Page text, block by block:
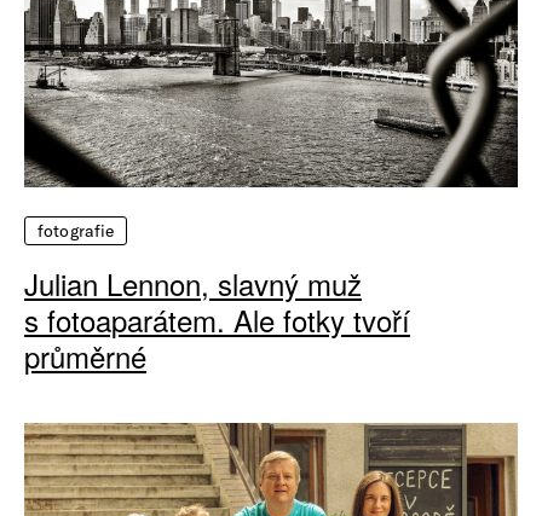
fotografie
Julian Lennon, slavný muž
s fotoaparátem. Ale fotky tvoří
průměrné